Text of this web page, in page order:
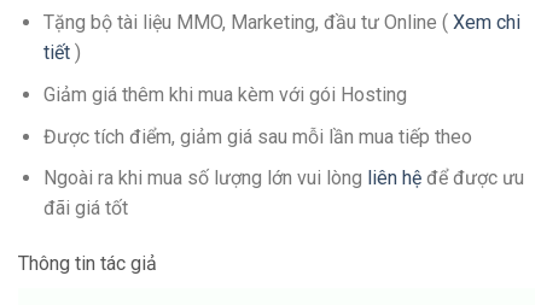
Tặng bộ tài liệu MMO, Marketing, đầu tư Online ( Xem chi
tiết)
Giảm giá thêm khi mua kèm với gói Hosting
Được tích điểm, giảm giá sau mỗi lần mua tiếp theo
Ngoài ra khi mua số lượng lớn vui lòng liên hệđể được ưu
đãi giá tốt
Thông tin tác giả